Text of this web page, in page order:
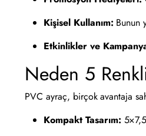
Kişisel Kullanım: Bunun
Etkinlikler ve
Neden 5
PVC ayraç, birçok avantaja
Kompakt Tasarım: